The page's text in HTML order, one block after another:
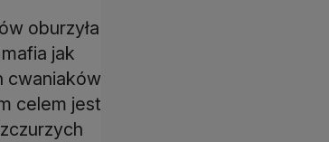
oburzyła
jak
cwaniaków
celem jest